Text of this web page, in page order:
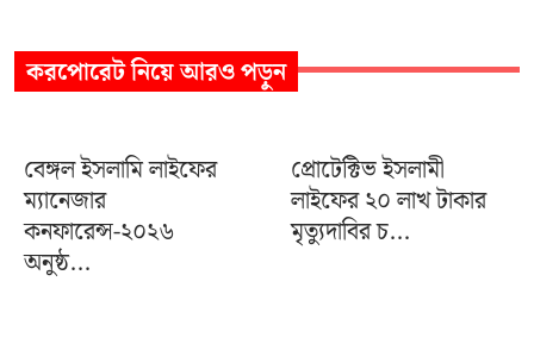
করপোরেটনিয়ে আরও পড়ুন
বেঙ্গল ইসলামি লাইফের
ম্যানেজার
কনফারেন্স-২০২৬
অনুষ্ঠ...
প্রোটেক্টিভ ইসলামী
লাইফের ২০ লাখ টাকার
মৃত্যুদাবির চ...